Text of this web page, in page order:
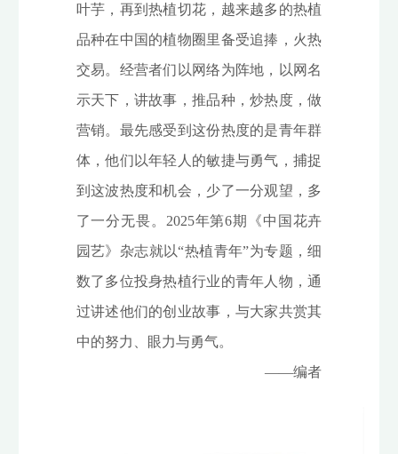
叶芋，再到热植切花，越来越多的热植
品种在中国的植物圈里备受追捧，火热
交易。经营者们以网络为阵地，以网名
示天下，讲故事，推品种，炒热度，做
营销。最先感受到这份热度的是青年群
体，他们以年轻人的敏捷与勇气，捕捉
到这波热度和机会，少了一分观望，多
了一分无畏。2025年第6期《中国花卉
园艺》杂志就以“热植青年”为专题，细
数了多位投身热植行业的青年人物，通
过讲述他们的创业故事，与大家共赏其
中的努力、眼力与勇气。
——编者